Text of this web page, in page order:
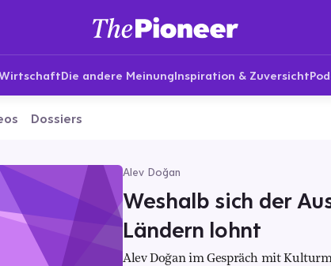
Die andere MeinungInspiration & Zuversicht
Dossiers
Alev Doğan
Weshalb sich der
Ländern lohnt
Alev Doğan im Gespräch mit